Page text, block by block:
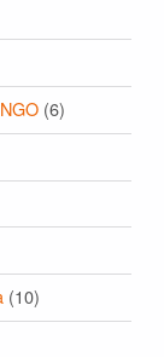
(6)
(10)